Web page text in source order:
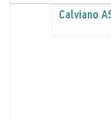
Calviano